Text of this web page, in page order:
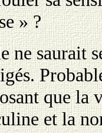
» ?
ne saurait
que la
et la